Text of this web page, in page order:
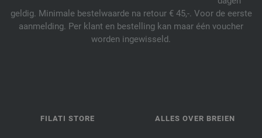
geldig. Minimale bestelwaarde na retour € 45,-. Voor de eerste
aanmelding. Per klant en bestelling kan maar één voucher
worden ingewisseld.
FILATI STORE ALLES OVER BREIEN